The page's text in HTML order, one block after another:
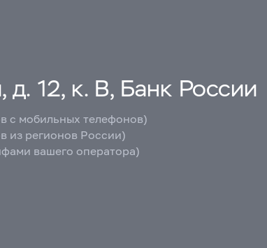
д. 12, к. В, Банк России
с мобильных телефонов)
из регионов России)
вашего оператора)